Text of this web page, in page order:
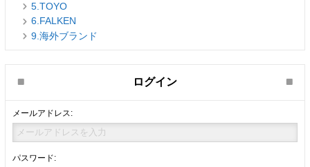
5.TOYO
6.FALKEN
9.海外ブランド
ログイン
メールアドレス:
パスワード: